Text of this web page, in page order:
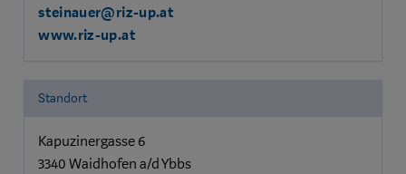
steinauer@riz-up.at
www.riz-up.at
Standort
Kapuzinergasse 6
3340 Waidhofen a/d Ybbs